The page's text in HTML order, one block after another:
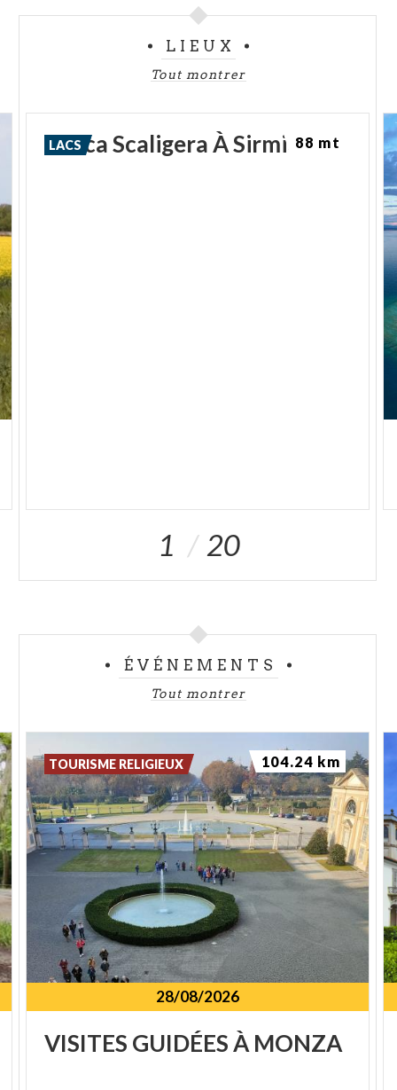
LIEUX
Tout montrer
RoccaScaligeraÀSirmione
LACS 88 mt
1 20
ÉVÉNEMENTS
Tout montrer
28/08/2026
VISITES GUIDÉESÀ MONZA
TOURISME RELIGIEUX 104.24 km